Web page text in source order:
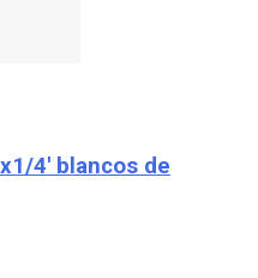
4′ blancos de